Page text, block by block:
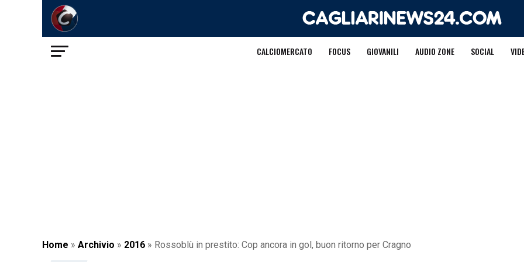
CALCIOMERCATO FOCUS GIOVANILI AUDIO ZONE SOCIAL
Home » Archivio » 2016 » Rossoblù in prestito: Cop ancora in gol, buon ritorno per Cragno